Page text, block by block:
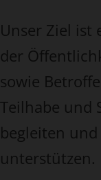
Unser Ziel ist
der
sowie
Teilhabe und
begleiten
unterstützen.